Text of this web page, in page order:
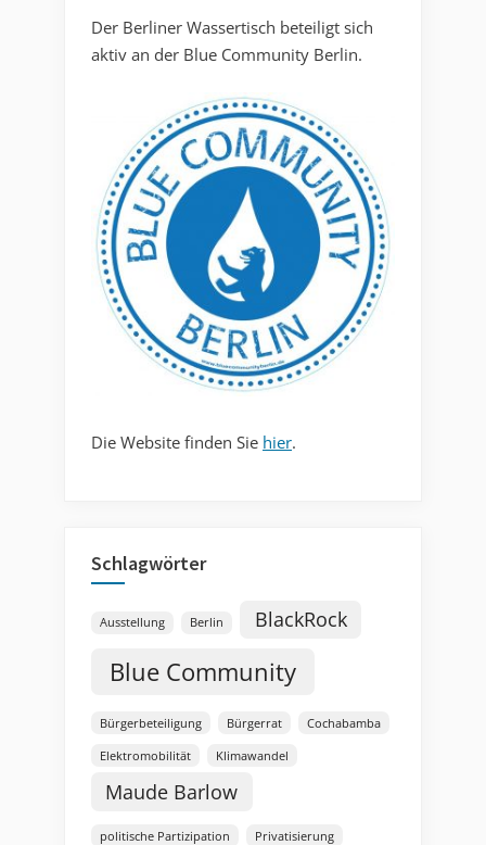
Der Berliner Wassertisch beteiligt sich
aktiv an der Blue Community Berlin.
Die Website finden Sie hier.
Schlagwörter
Ausstellung Berlin BlackRock
Blue Community
Bürgerbeteiligung Bürgerrat Cochabamba
Elektromobilität Klimawandel
Maude Barlow
politische Partizipation Privatisierung